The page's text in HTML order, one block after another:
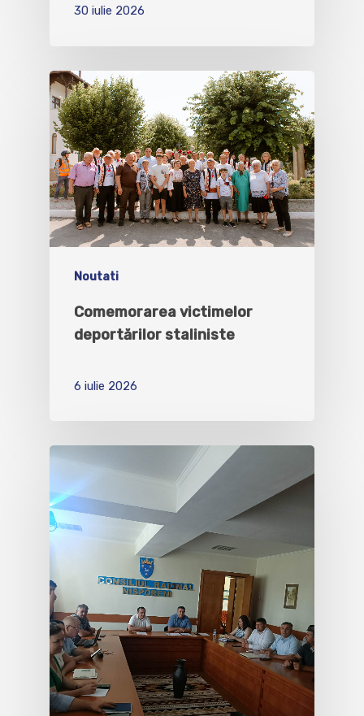
30 iulie 2026
Noutati
Comemorarea victimelor
deportărilor staliniste
6 iulie 2026